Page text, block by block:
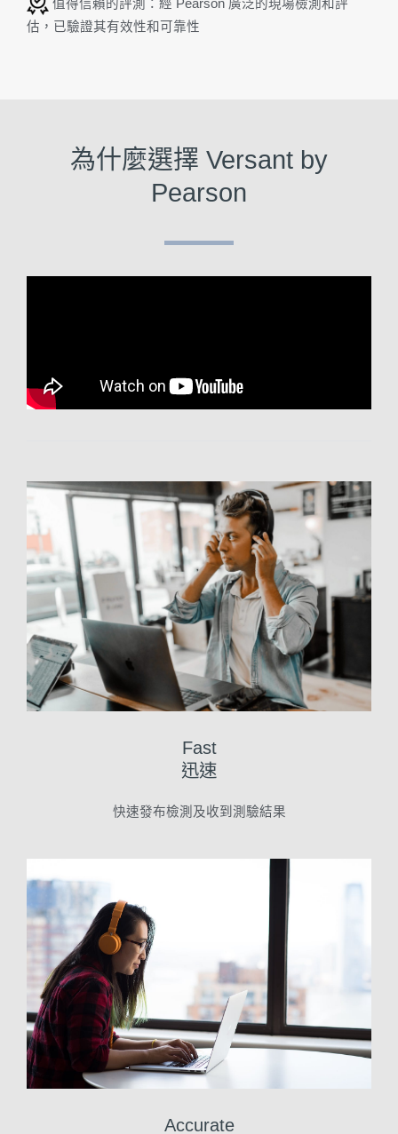
值得信賴的評測：經 Pearson 廣泛的現場檢測和評
估，已驗證其有效性和可靠性
為什麼選擇 Versant by
Pearson
Fast
迅速​
快速發布檢測及收到測驗結果
Accurate